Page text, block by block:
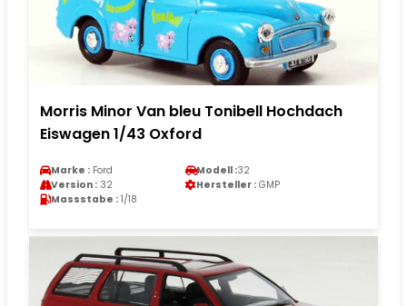
Morris Minor Van bleu Tonibell Hochdach
Eiswagen 1/43 Oxford
Marke : Ford Modell :32
Version : 32 Hersteller : GMP
Massstabe : 1/18